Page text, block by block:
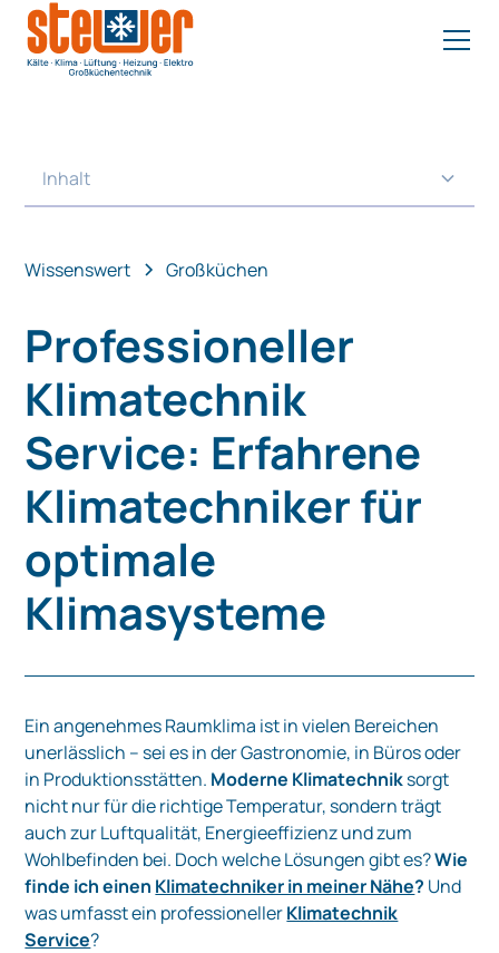
Inhalt
Wissenswert
Großküchen
Professioneller
Klimatechnik
Service: Erfahrene
Klimatechniker für
optimale
Klimasysteme
Ein angenehmes Raumklima ist in vielen Bereichen
unerlässlich – sei es in der Gastronomie, in Büros oder
in Produktionsstätten. Moderne Klimatechniksorgt
nicht nur für die richtige Temperatur, sondern trägt
auch zur Luftqualität, Energieeffizienz und zum
Wohlbefinden bei. Doch welche Lösungen gibt es?Wie
finde ich einen Klimatechniker in meiner Nähe? Und
was umfasst ein professionellerKlimatechnik
Service?